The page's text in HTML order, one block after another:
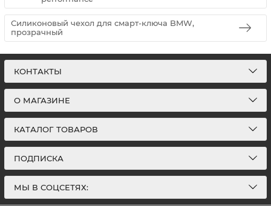
Силиконовый чехол для смарт-ключа BMW,
прозрачный
КОНТАКТЫ
О МАГАЗИНЕ
КАТАЛОГ ТОВАРОВ
ПОДПИСКА
МЫ В СОЦСЕТЯХ: